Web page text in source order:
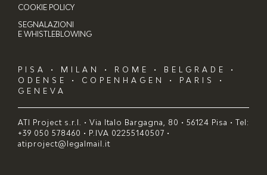
COOKIE POLICY
SEGNALAZIONI
E WHISTLEBLOWING
PISA • MILAN • ROME • BELGRADE •
ODENSE • COPENHAGEN • PARIS •
GENEVA
ATI Project s.r.l. • Via Italo Bargagna, 80 • 56124 Pisa • Tel:
+39 050 578460 • P.IVA 02255140507 •
atiproject@legalmail.it